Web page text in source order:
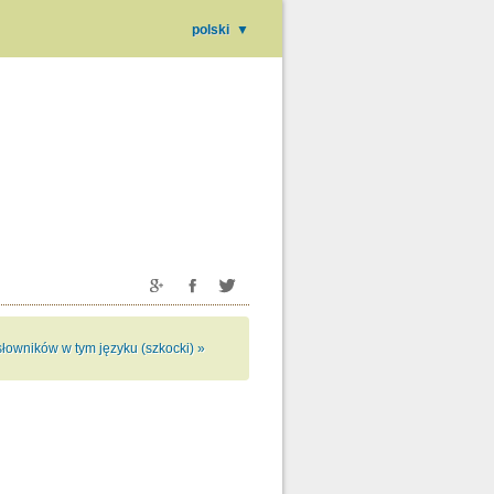
polski ▼
w tym języku (szkocki) »